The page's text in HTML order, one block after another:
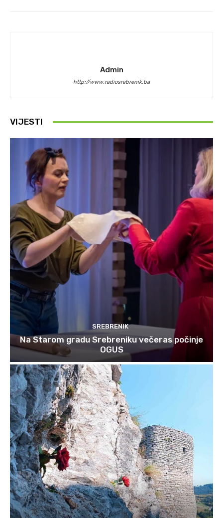
Admin
http://www.radiosrebrenik.ba
VIJESTI
SREBRENIK
Na Starom gradu Srebreniku večeras počinje
OGUS